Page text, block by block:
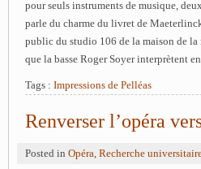
pour seuls instruments de musique,
parle du charme du livret de
public du studio 106 de la maison de
que la basse Roger Soyer interprètent
Tags : Impressions de Pelléas
Renverser l’opéra
Posted in Opéra, Recherche